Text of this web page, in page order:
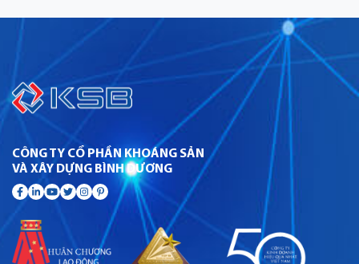
CÔNG TY CỔ PHẦN KHOÁNG SẢN
VÀ XÂY DỰNG BÌNH DƯƠNG